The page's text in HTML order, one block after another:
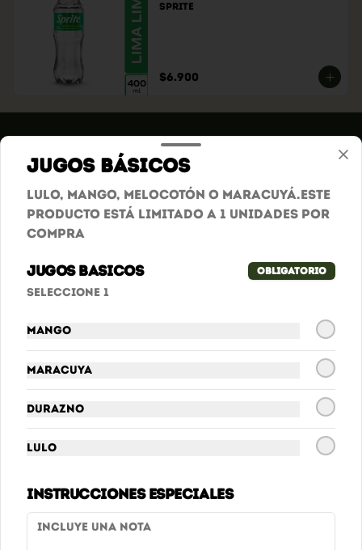
Sprite
$6.900
Conócenos
Cobertura
Términos y condiciones
Política de privacidad
Redes sociales
Mi cuenta
Jugos Básicos
Lulo, Mango, Melocotón o Maracuyá.Este
producto está limitado a 1 unidades por
compra
Jugos basicos Obligatorio
Seleccione 1
Mango
Maracuya
Durazno
Lulo
Instrucciones especiales